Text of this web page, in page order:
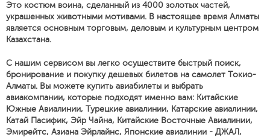
Это костюм воина, сделанный из 4000 золотых частей,
украшенных животными мотивами. В настоящее время Алматы
является основным торговым, деловым и культурным центром
Казахстана.
С нашим сервисом вы легко осуществите быстрый поиск,
бронирование и покупку дешевых билетов на самолет Токио-
Алматы. Вы можете купить авиабилеты и выбрать
авиакомпании, которые подходят именно вам: Китайские
Южные Авиалинии, Турецкие авиалинии, Катарские авиалинии,
Катай Пасифик, Эйр Чайна, Китайские Восточные Авиалинии,
Эмирейтс, Азиана Эйрлайнс, Японские авиалинии - ДЖАЛ,